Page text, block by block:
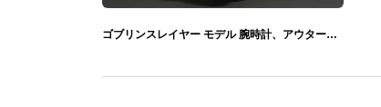
ゴブリンスレイヤー モデル 腕時計、アウター＆ネックレス、バックパック